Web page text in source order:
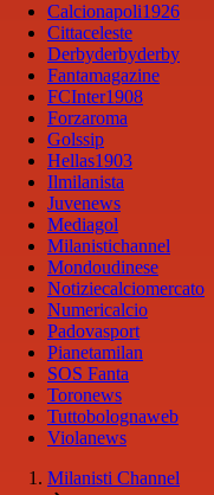
Calcionapoli1926
Cittaceleste
Derbyderbyderby
Fantamagazine
FCInter1908
Forzaroma
Golssip
Hellas1903
Ilmilanista
Juvenews
Mediagol
Milanistichannel
Mondoudinese
Notiziecalciomercato
Numericalcio
Padovasport
Pianetamilan
SOS Fanta
Toronews
Tuttobolognaweb
Violanews
Milanisti Channel